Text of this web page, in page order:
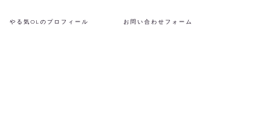
やる気OLのプロフィール お問い合わせフォーム